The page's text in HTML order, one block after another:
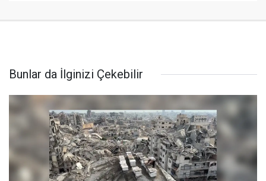
Bunlar da İlginizi Çekebilir